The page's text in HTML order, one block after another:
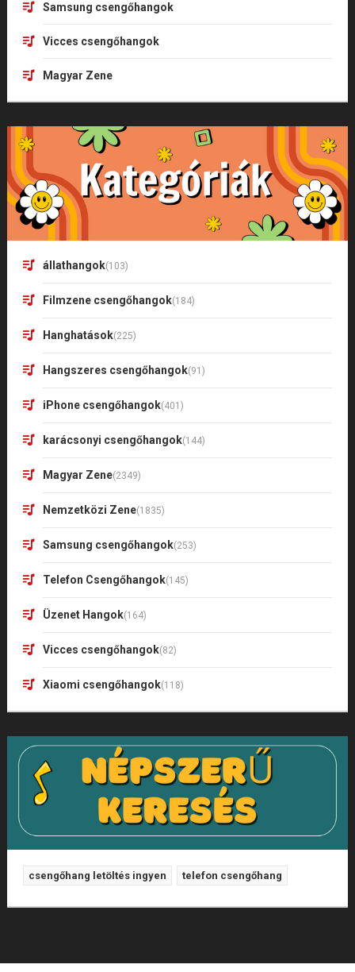
Samsung csengőhangok
Vicces csengőhangok
Magyar Zene
állathangok(103)
Filmzene csengőhangok(184)
Hanghatások(225)
Hangszeres csengőhangok(91)
iPhone csengőhangok(401)
karácsonyi csengőhangok(144)
Magyar Zene(2349)
Nemzetközi Zene(1835)
Samsung csengőhangok(253)
Telefon Csengőhangok(145)
Üzenet Hangok(164)
Vicces csengőhangok(82)
Xiaomi csengőhangok(118)
csengőhang letöltés ingyen telefon csengőhang